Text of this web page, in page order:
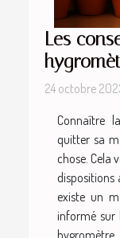
Les
24 octobre
Connaître
quitter sa
chose. Cela
dispositions
existe un
informé sur